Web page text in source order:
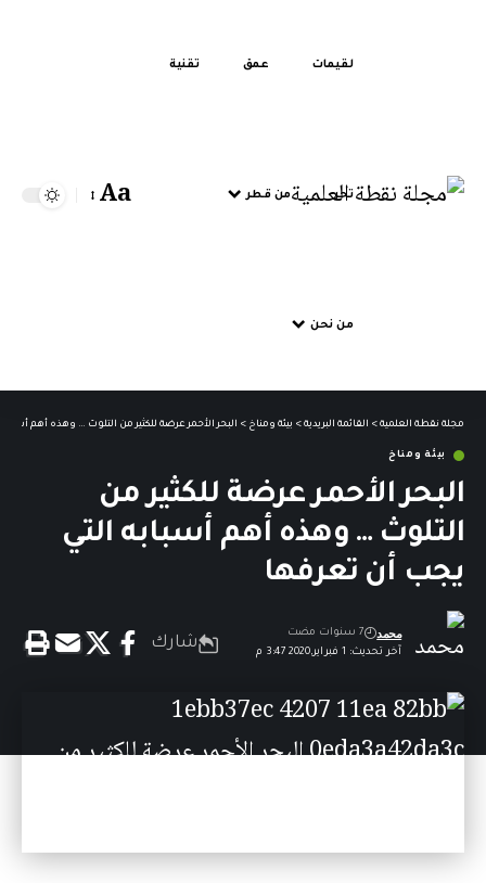
لقيمات عمق تقنية
تحر من قطر
من نحن
Aa
مجلة نقطة العلمية > القائمة البريدية > بيئة ومناخ > البحر الأحمر عرضة للكثير من التلوث … وهذه أهم
بيئة ومناخ
البحر الأحمر عرضة للكثير من
التلوث … وهذه أهم أسبابه التي
يجب أن تعرفها
آخر تحديث: 1 فبراير,2020 3:47 م
محمد 7 سنوات مضت
شارك